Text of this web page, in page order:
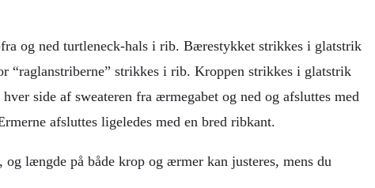
og ned turtleneck-hals i rib. Bærestykket strikkes i glatstrik
“raglanstriberne” strikkes i rib. Kroppen strikkes i glatstrik
side af sweateren fra ærmegabet og ned og afsluttes med
afsluttes ligeledes med en bred ribkant.
og længde på både krop og ærmer kan justeres, mens du